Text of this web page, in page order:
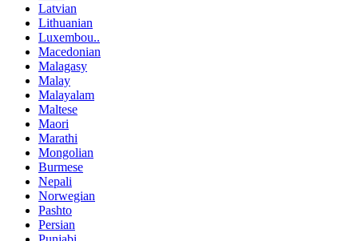
Latvian
Lithuanian
Luxembou..
Macedonian
Malagasy
Malay
Malayalam
Maltese
Maori
Marathi
Mongolian
Burmese
Nepali
Norwegian
Pashto
Persian